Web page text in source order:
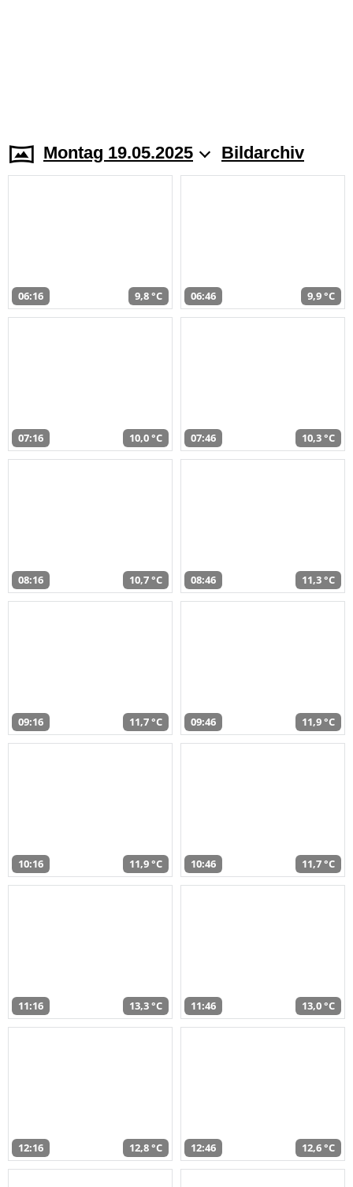
Montag 19.05.2025 Bildarchiv
06:16 9,8 °C 06:46 9,9 °C
07:16 10,0 °C 07:46 10,3 °C
08:16 10,7 °C 08:46 11,3 °C
09:16 11,7 °C 09:46 11,9 °C
10:16 11,9 °C 10:46 11,7 °C
11:16 13,3 °C 11:46 13,0 °C
12:16 12,8 °C 12:46 12,6 °C